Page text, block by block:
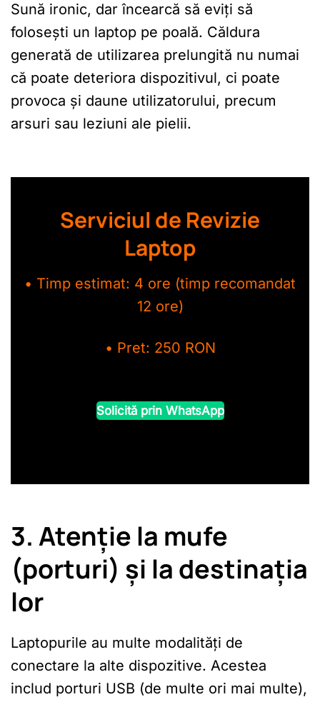
Sună ironic, dar încearcă să eviți să
folosești un laptop pe poală. Căldura
generată de utilizarea prelungită nu numai
că poate deteriora dispozitivul, ci poate
provoca și daune utilizatorului, precum
arsuri sau leziuni ale pielii.
Serviciul de Revizie
Laptop
• Timp estimat: 4 ore (timp recomandat
12 ore)
• Pret: 250 RON
Solicită prin WhatsApp
3. Atenție la mufe
(porturi) și la destinația
lor
Laptopurile au multe modalități de
conectare la alte dispozitive. Acestea
includ porturi USB (de multe ori mai multe),